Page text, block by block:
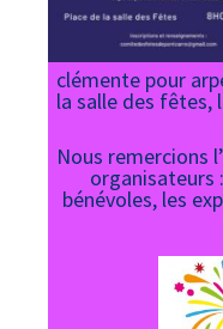
clémente pour
la salle des fêtes,
Nous remercions
organisateurs
bénévoles, les